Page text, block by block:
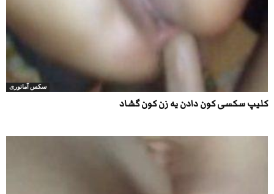
سکس آماتوری
کلیپ سکسی کون دادن یه زن کون گشاد